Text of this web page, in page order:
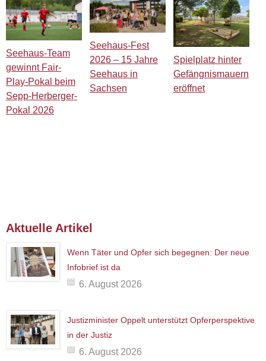
Seehaus-Team
gewinnt Fair-
Play-Pokal beim
Sepp-Herberger-
Pokal 2026
Seehaus-Fest
2026 – 15 Jahre
Seehaus in
Sachsen
Spielplatz hinter
Gefängnismauern
eröffnet
Aktuelle Artikel
Wenn Täter und Opfer sich begegnen: Der neue
Infobrief ist da
6. August 2026
Justizminister Oppelt unterstützt Opferperspektive
in der Justiz
6. August 2026